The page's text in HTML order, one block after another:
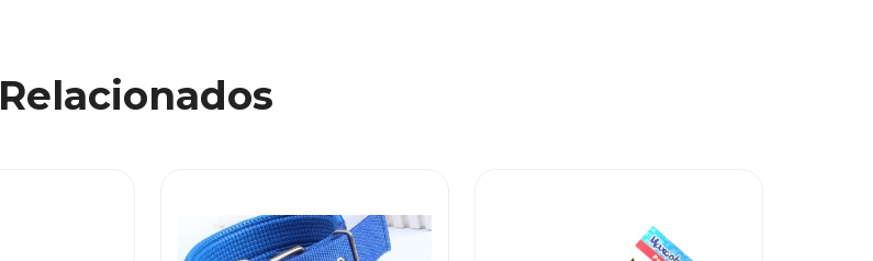
Relacionados